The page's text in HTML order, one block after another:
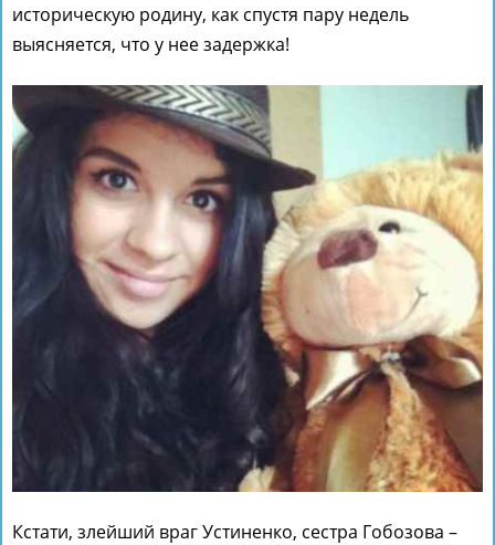
историческую родину, как спустя пару недель
выясняется, что у нее задержка!
Кстати, злейший враг Устиненко, сестра Гобозова –